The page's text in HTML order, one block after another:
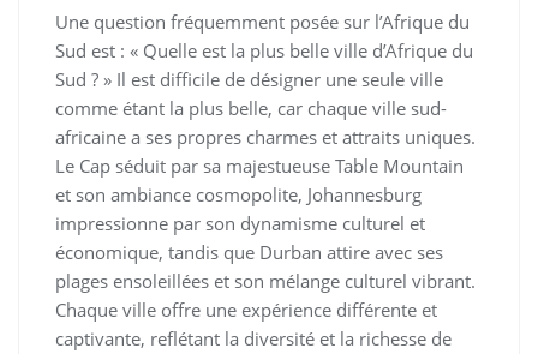
Une question fréquemment posée sur l’Afrique du
Sud est : « Quelle est la plus belle ville d’Afrique du
Sud ? » Il est difficile de désigner une seule ville
comme étant la plus belle, car chaque ville sud-
africaine a ses propres charmes et attraits uniques.
Le Cap séduit par sa majestueuse Table Mountain
et son ambiance cosmopolite, Johannesburg
impressionne par son dynamisme culturel et
économique, tandis que Durban attire avec ses
plages ensoleillées et son mélange culturel vibrant.
Chaque ville offre une expérience différente et
captivante, reflétant la diversité et la richesse de